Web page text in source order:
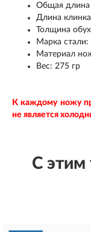
Общая
Длина
Толщина
Марка стали:
Материал
Вес: 275 гр
К каждому ножу
не является
С этим